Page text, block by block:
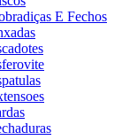
E Fechos